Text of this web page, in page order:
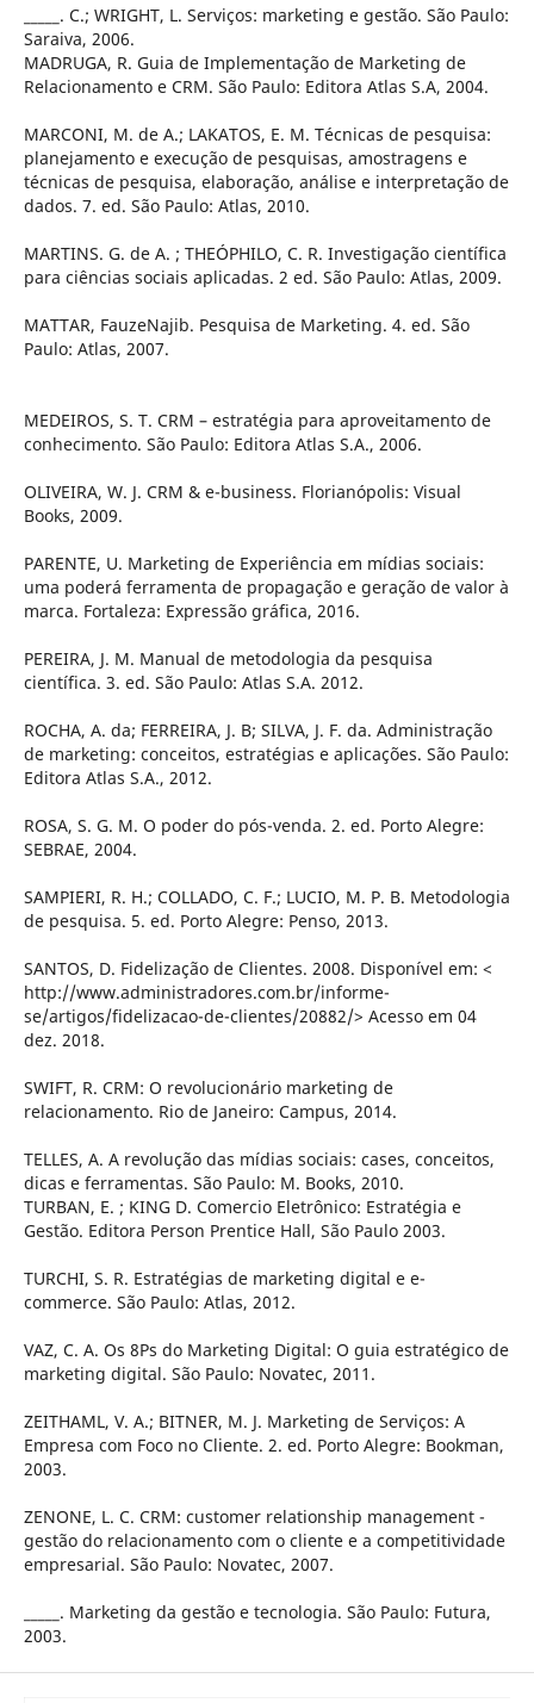
_____. C.; WRIGHT, L. Serviços: marketing e gestão. São Paulo:
Saraiva, 2006.
MADRUGA, R. Guia de Implementação de Marketing de
Relacionamento e CRM. São Paulo: Editora Atlas S.A, 2004.
MARCONI, M. de A.; LAKATOS, E. M. Técnicas de pesquisa:
planejamento e execução de pesquisas, amostragens e
técnicas de pesquisa, elaboração, análise e interpretação de
dados. 7. ed. São Paulo: Atlas, 2010.
MARTINS. G. de A. ; THEÓPHILO, C. R. Investigação científica
para ciências sociais aplicadas. 2 ed. São Paulo: Atlas, 2009.
MATTAR, FauzeNajib. Pesquisa de Marketing. 4. ed. São
Paulo: Atlas, 2007.
MEDEIROS, S. T. CRM – estratégia para aproveitamento de
conhecimento. São Paulo: Editora Atlas S.A., 2006.
OLIVEIRA, W. J. CRM & e-business. Florianópolis: Visual
Books, 2009.
PARENTE, U. Marketing de Experiência em mídias sociais:
uma poderá ferramenta de propagação e geração de valor à
marca. Fortaleza: Expressão gráfica, 2016.
PEREIRA, J. M. Manual de metodologia da pesquisa
científica. 3. ed. São Paulo: Atlas S.A. 2012.
ROCHA, A. da; FERREIRA, J. B; SILVA, J. F. da. Administração
de marketing: conceitos, estratégias e aplicações. São Paulo:
Editora Atlas S.A., 2012.
ROSA, S. G. M. O poder do pós-venda. 2. ed. Porto Alegre:
SEBRAE, 2004.
SAMPIERI, R. H.; COLLADO, C. F.; LUCIO, M. P. B. Metodologia
de pesquisa. 5. ed. Porto Alegre: Penso, 2013.
SANTOS, D. Fidelização de Clientes. 2008. Disponível em: <
http://www.administradores.com.br/informe-
se/artigos/fidelizacao-de-clientes/20882/> Acesso em 04
dez. 2018.
SWIFT, R. CRM: O revolucionário marketing de
relacionamento. Rio de Janeiro: Campus, 2014.
TELLES, A. A revolução das mídias sociais: cases, conceitos,
dicas e ferramentas. São Paulo: M. Books, 2010.
TURBAN, E. ; KING D. Comercio Eletrônico: Estratégia e
Gestão. Editora Person Prentice Hall, São Paulo 2003.
TURCHI, S. R. Estratégias de marketing digital e e-
commerce. São Paulo: Atlas, 2012.
VAZ, C. A. Os 8Ps do Marketing Digital: O guia estratégico de
marketing digital. São Paulo: Novatec, 2011.
ZEITHAML, V. A.; BITNER, M. J. Marketing de Serviços: A
Empresa com Foco no Cliente. 2. ed. Porto Alegre: Bookman,
2003.
ZENONE, L. C. CRM: customer relationship management -
gestão do relacionamento com o cliente e a competitividade
empresarial. São Paulo: Novatec, 2007.
_____. Marketing da gestão e tecnologia. São Paulo: Futura,
2003.